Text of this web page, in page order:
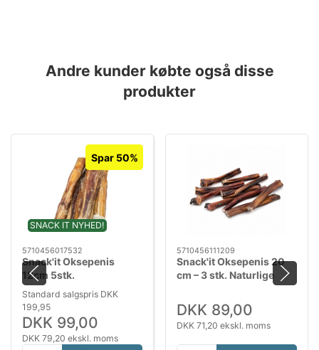
Andre kunder købte også disse
produkter
SNACK IT NYHED!
Spar 50%
5710456017532
Snack'it Oksepenis
12cm 5stk.
Standard salgspris DKK
199,95
DKK 99,00
DKK 79,20 ekskl. moms
5710456111209
Snack'it Oksepenis 20
cm – 3 stk. Naturlige
Tyggepinde til Hunde
DKK 89,00
DKK 71,20 ekskl. moms